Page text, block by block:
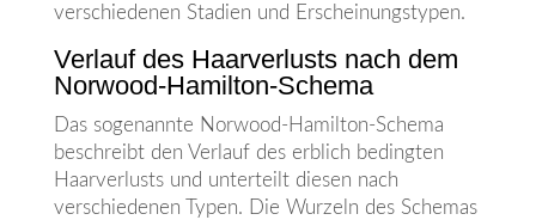
verschiedenen Stadien und Erscheinungstypen.
Verlauf des Haarverlusts nach dem
Norwood-Hamilton-Schema
Das sogenannte Norwood-Hamilton-Schema
beschreibt den Verlauf des erblich bedingten
Haarverlusts und unterteilt diesen nach
verschiedenen Typen. Die Wurzeln des Schemas